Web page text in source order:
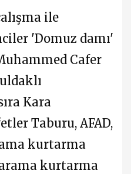
ile
'Domuz damı'
Cafer
Kara
Taburu, AFAD,
kurtarma
kurtarma